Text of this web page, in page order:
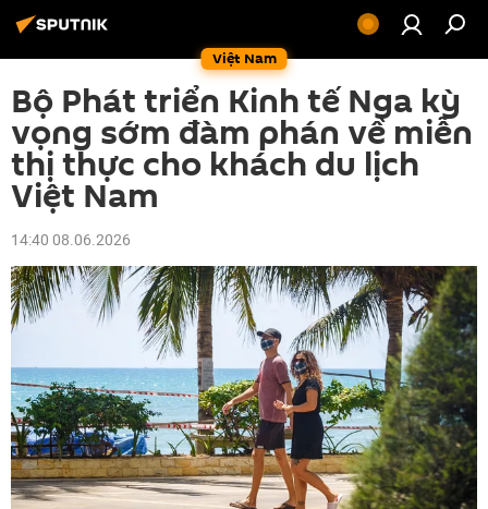
Việt Nam
Bộ Phát triển Kinh tế Nga kỳ
vọng sớm đàm phán về miễn
thị thực cho khách du lịch
Việt Nam
14:40 08.06.2026